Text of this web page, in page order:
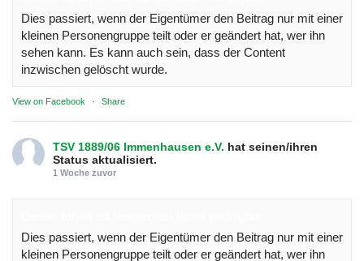
Dies passiert, wenn der Eigentümer den Beitrag nur mit einer
kleinen Personengruppe teilt oder er geändert hat, wer ihn
sehen kann. Es kann auch sein, dass der Content
inzwischen gelöscht wurde.
View on Facebook · Share
TSV 1889/06 Immenhausen e.V. hat seinen/ihren
Status aktualisiert.
1 Woche zuvor
Dies passiert, wenn der Eigentümer den Beitrag nur mit einer
kleinen Personengruppe teilt oder er geändert hat, wer ihn